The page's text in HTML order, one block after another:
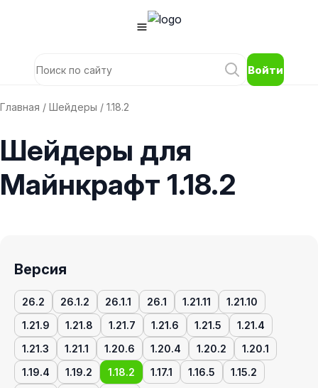
Войти
Главная / Шейдеры / 1.18.2
Шейдеры для
Майнкрафт 1.18.2
Версия
26.2 26.1.2 26.1.1 26.1 1.21.11
1.21.10
1.21.9
1.21.8 1.21.7 1.21.6 1.21.5
1.21.4
1.21.3
1.21.1 1.20.6 1.20.4 1.20.2
1.20.1
1.19.4
1.19.2 1.18.2 1.17.1 1.16.5
1.15.2